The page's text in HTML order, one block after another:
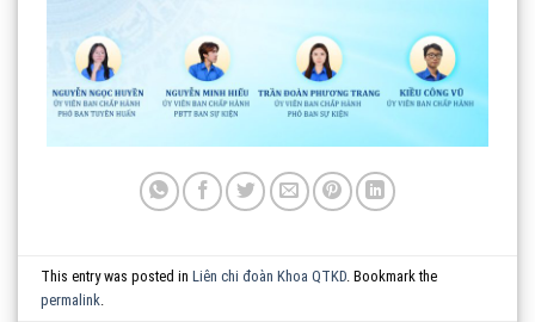
This entry was posted inLiên chi đoàn Khoa QTKD . Bookmark the
permalink